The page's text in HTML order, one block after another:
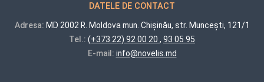
DATELE DE CONTACT
Adresa: MD 2002 R. Moldova mun. Chișinău, str. Muncești, 121/1
Tel.: (+373 22) 92 00 20 , 93 05 95
E-mail: info@novelis.md